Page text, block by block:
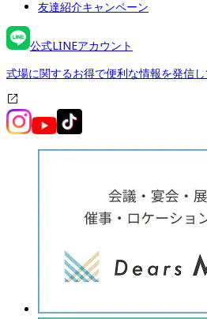
友達紹介キャンペーン
公式LINEアカウント
式場に関するお得で便利な情報を発信し